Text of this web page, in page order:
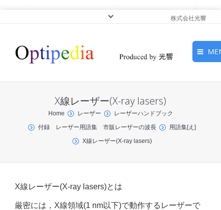
株式会社光響
ピックアップ
光基礎・光源
X線レーザー(X-ray lasers)
You are here:
Home レーザー
レーザーハンドブック
付録 レーザー用語集 市販レーザーの波長
用語集[え]
X線レーザー(X-ray lasers)
X線レーザー(X-ray lasers)とは
厳密には，X線領域(1 nm以下)で動作するレーザーで